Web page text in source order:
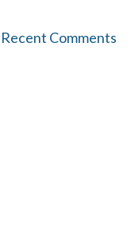
Recent Comments